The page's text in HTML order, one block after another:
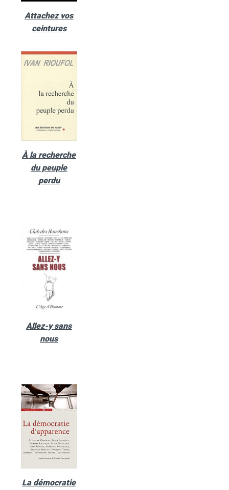
Attachez vos
ceintures
À la recherche
du peuple
perdu
Allez-y sans
nous
La démocratie